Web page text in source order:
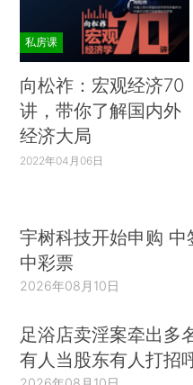
私房课
向松祚：宏观经济70
讲，带你了解国内外
经济大局
2022年04月06日
宇树科技开始申购 中
中彩票
2026年08月10日
足浴店卖淫案牵出多
有人当股东有人打招